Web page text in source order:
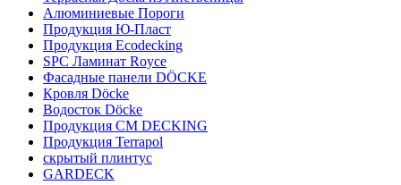
Алюминиевые Пороги
Продукция Ю-Пласт
Продукция Ecodecking
SPC Ламинат Royce
Фасадные панели DÖCKE
Кровля Döcke
Водосток Döcke
Продукция CM DECKING
Продукция Terrapol
скрытый плинтус
GARDECK